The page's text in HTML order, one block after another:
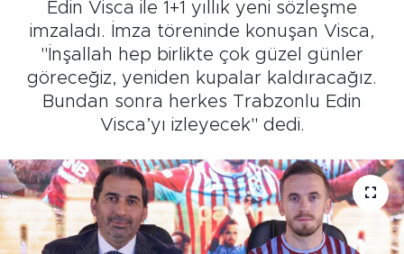
Edin Visca ile 1+1 yıllık yeni sözleşme
imzaladı. İmza töreninde konuşan Visca,
"İnşallah hep birlikte çok güzel günler
göreceğiz, yeniden kupalar kaldıracağız.
Bundan sonra herkes Trabzonlu Edin
Visca’yı izleyecek" dedi.